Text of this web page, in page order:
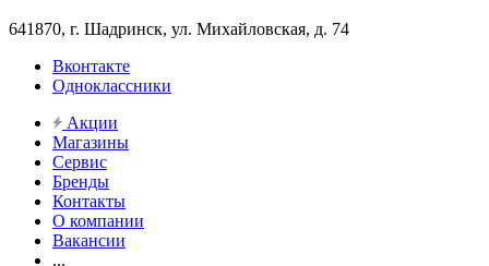
641870, г. Шадринск, ул. Михайловская, д. 74
Вконтакте
Одноклассники
Акции
Магазины
Сервис
Бренды
Контакты
О компании
Вакансии
...